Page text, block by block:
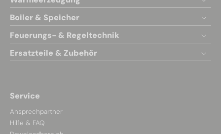
Boiler & Speicher
Feuerungs- & Regeltechnik
Ersatzteile & Zubehör
Service
Ansprechpartner
Hilfe & FAQ